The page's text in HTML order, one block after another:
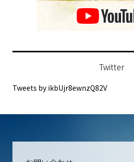
Twitter
Tweets by ikbUjr8ewnzQ82V